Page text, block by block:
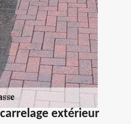
extérieur